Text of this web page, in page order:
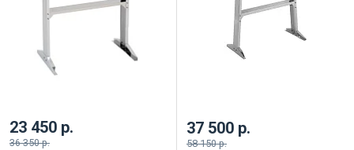
23 450 р.
36 350 р.
37 500 р.
58 150 р.